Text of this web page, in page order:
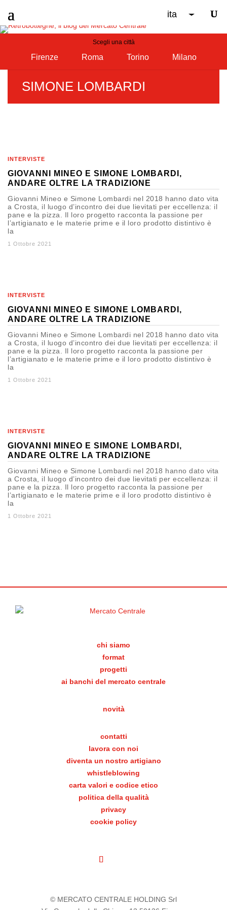
ita
Scegli una città
Firenze Roma Torino Milano
SIMONE LOMBARDI
INTERVISTE
GIOVANNI MINEO E SIMONE LOMBARDI,
ANDARE OLTRE LA TRADIZIONE
Giovanni Mineo e Simone Lombardi nel 2018 hanno dato vita
a Crosta, il luogo d’incontro dei due lievitati per eccellenza: il
pane e la pizza. Il loro progetto racconta la passione per
l’artigianato e le materie prime e il loro prodotto distintivo è
la
1 Ottobre 2021
INTERVISTE
GIOVANNI MINEO E SIMONE LOMBARDI,
ANDARE OLTRE LA TRADIZIONE
Giovanni Mineo e Simone Lombardi nel 2018 hanno dato vita
a Crosta, il luogo d’incontro dei due lievitati per eccellenza: il
pane e la pizza. Il loro progetto racconta la passione per
l’artigianato e le materie prime e il loro prodotto distintivo è
la
1 Ottobre 2021
INTERVISTE
GIOVANNI MINEO E SIMONE LOMBARDI,
ANDARE OLTRE LA TRADIZIONE
Giovanni Mineo e Simone Lombardi nel 2018 hanno dato vita
a Crosta, il luogo d’incontro dei due lievitati per eccellenza: il
pane e la pizza. Il loro progetto racconta la passione per
l’artigianato e le materie prime e il loro prodotto distintivo è
la
1 Ottobre 2021
chi siamo
format
progetti
ai banchi del mercato centrale
novità
contatti
lavora con noi
diventa un nostro artigiano
whistleblowing
carta valori e codice etico
politica della qualità
privacy
cookie policy
© MERCATO CENTRALE HOLDING Srl